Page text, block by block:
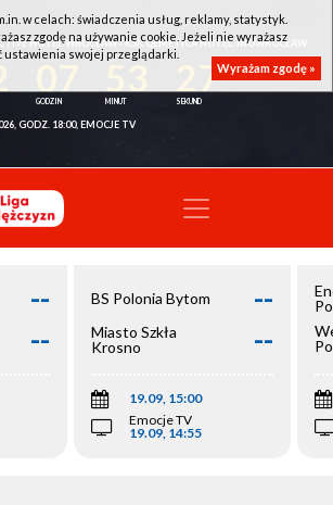
HOTEL WROCŁAW - KSK QEMETICA NOTEĆ INOWROCŁAW
27
GODZ. 18:00, EMOCJE TV
--
--
BS Polonia Bytom --
Miasto Szkła
Krosno
--
19.09, 15:00
Emocje TV
19.09, 14:55
w celach: świadczenia usług, reklamy, statystyk.
zgodę na używanie cookie. Jeżeli nie wyrażasz
ustawienia swojej przeglądarki.
Wyrażam zgodę »